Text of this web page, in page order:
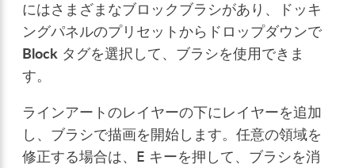
にはさまざまなブロックブラシがあり、ドッキ
ングパネルのプリセットからドロップダウンで
Block タグを選択して、ブラシを使用できま
す。
ラインアートのレイヤーの下にレイヤーを追加
し、ブラシで描画を開始します。任意の領域を
修正する場合は、 E キーを押して、ブラシを消